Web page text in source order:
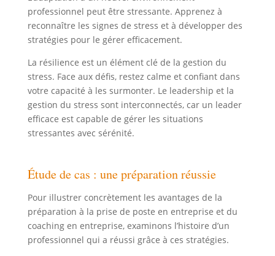
professionnel peut être stressante. Apprenez à
reconnaître les signes de stress et à développer des
stratégies pour le gérer efficacement.
La résilience est un élément clé de la gestion du
stress. Face aux défis, restez calme et confiant dans
votre capacité à les surmonter. Le leadership et la
gestion du stress sont interconnectés, car un leader
efficace est capable de gérer les situations
stressantes avec sérénité.
Étude de cas : une préparation réussie
Pour illustrer concrètement les avantages de la
préparation à la prise de poste en entreprise et du
coaching en entreprise, examinons l’histoire d’un
professionnel qui a réussi grâce à ces stratégies.